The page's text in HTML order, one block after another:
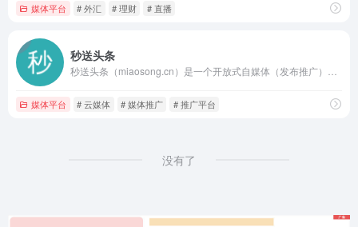
媒体平台 # 外汇 # 理财 # 直播
秒送头条
媒体平台 # 云媒体 # 媒体推广 # 推广平台
没有了